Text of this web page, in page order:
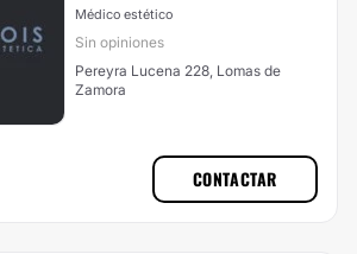
Médico estético
Sin opiniones
Pereyra Lucena 228, Lomas de
Zamora
CONTACTAR